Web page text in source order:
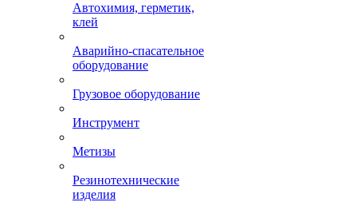
Автохимия, герметик,
клей
Аварийно-спасательное
оборудование
Грузовое оборудование
Инструмент
Метизы
Резинотехнические
изделия